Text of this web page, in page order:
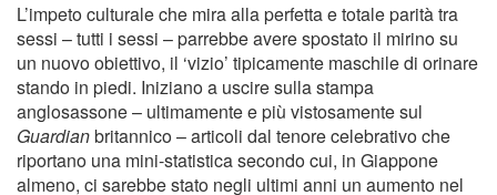
L’impeto culturale che mira alla perfetta e totale parità tra
sessi – tutti i sessi – parrebbe avere spostato il mirino su
un nuovo obiettivo, il ‘vizio’ tipicamente maschile di orinare
stando in piedi. Iniziano a uscire sulla stampa
anglosassone – ultimamente e più vistosamente sul
Guardianbritannico – articoli dal tenore celebrativo che
riportano una mini-statistica secondo cui, in Giappone
almeno, ci sarebbe stato negli ultimi anni un aumento nel